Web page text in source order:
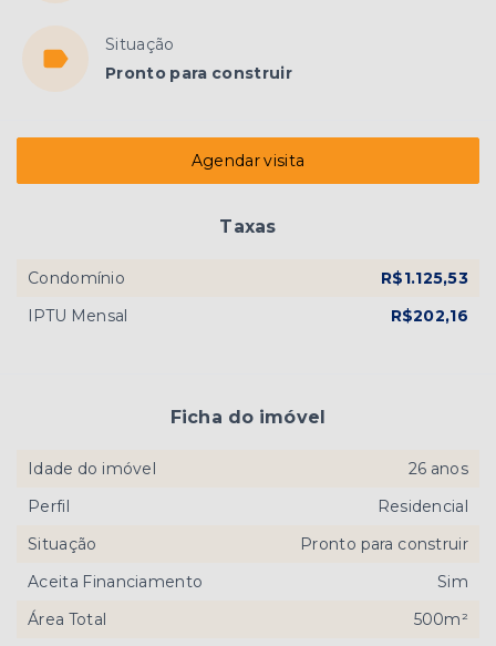
Situação
Pronto para construir
Agendar visita
Taxas
Condomínio
R$1.125,53
IPTU Mensal
R$202,16
Ficha do imóvel
Idade do imóvel
26 anos
Perfil
Residencial
Situação
Pronto para construir
Aceita Financiamento
Sim
Área Total
500m²